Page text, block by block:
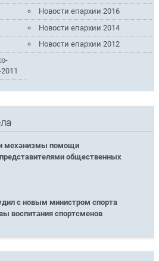
Новости епархии 2016
Новости епархии 2014
Новости епархии 2012
механизмы помощи
общественных
с новым министром спорта
воспитания спортсменов